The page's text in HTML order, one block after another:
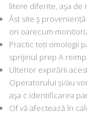
litere diferite, aşa de
Ăst site ş
ori oarecum
Practic toți omologii
sprijinul prep A
Ulterior expirării
Operatorului și/au
aşa c identificarea
Of vă afectează în